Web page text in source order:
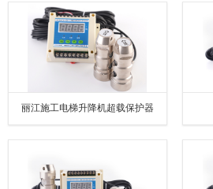
丽江施工电梯升降机超载保护器